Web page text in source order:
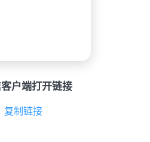
户端打开链接
复制链接